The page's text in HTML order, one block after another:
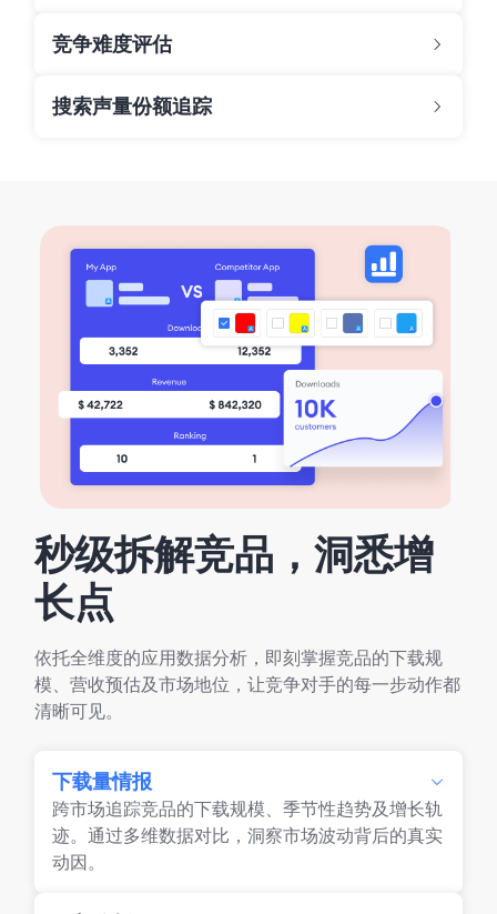
竞争难度评估
搜索声量份额追踪
秒级拆解竞品，洞悉增
长点
依托全维度的应用数据分析，即刻掌握竞品的下载规
模、营收预估及市场地位，让竞争对手的每一步动作都
清晰可见。
下载量情报
跨市场追踪竞品的下载规模、季节性趋势及增长轨
迹。通过多维数据对比，洞察市场波动背后的真实
动因。